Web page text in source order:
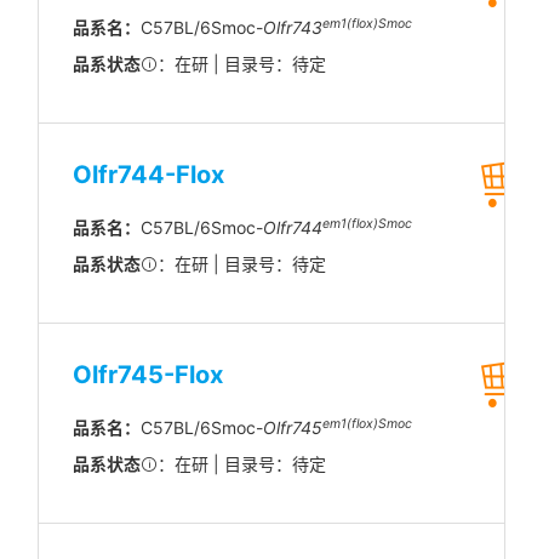
品系名： C57BL/6Smoc-Olfr743em1(flox)Smoc
品系状态 ：在研 | 目录号：待定
Olfr744-Flox
品系名： C57BL/6Smoc-Olfr744em1(flox)Smoc
品系状态 ：在研 | 目录号：待定
Olfr745-Flox
品系名： C57BL/6Smoc-Olfr745em1(flox)Smoc
品系状态 ：在研 | 目录号：待定